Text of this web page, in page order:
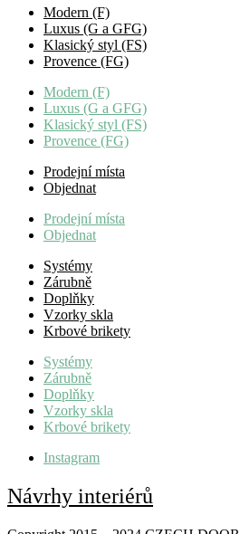
Modern (F)
Luxus (G a GFG)
Klasický styl (FS)
Provence (FG)
Modern (F)
Luxus (G a GFG)
Klasický styl (FS)
Provence (FG)
Prodejní místa
Objednat
Prodejní místa
Objednat
Systémy
Zárubně
Doplňky
Vzorky skla
Krbové brikety
Systémy
Zárubně
Doplňky
Vzorky skla
Krbové brikety
Instagram
Návrhy interiérů